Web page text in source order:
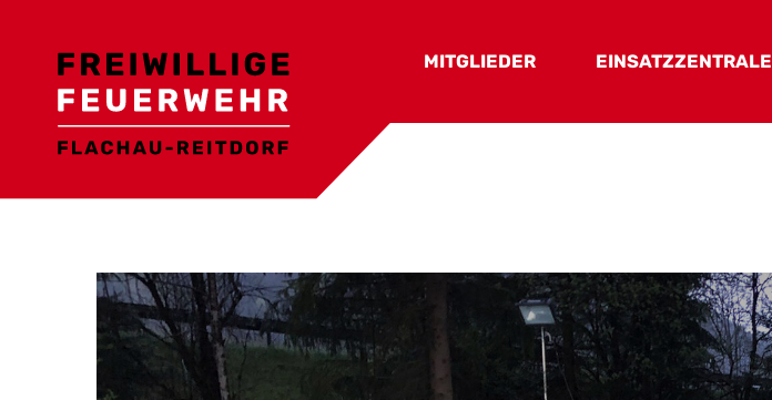
MITGLIEDER
Aktive Mitglieder
Nicht aktive Mitglieder
EINSATZZENTRALE